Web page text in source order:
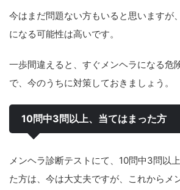
今はまだ問題ない方もいると思いますが
になる可能性は高いです。
一歩間違えると、すぐメンヘラになる危
で、今のうちに対策しておきましょう。
10問中3問以上、当てはまった方
メンヘラ診断テストにて、10問中3問以
た方は、今は大丈夫ですが、これからメ